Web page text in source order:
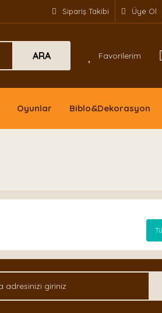
Sipariş Takibi Üye Ol
ARA Favorilerim
Oyunlar Biblo&Dekorasyon